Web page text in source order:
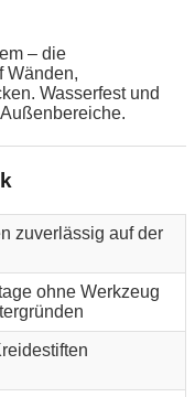
– die
Wänden,
Wasserfest und
zuverlässig auf der
ohne Werkzeug